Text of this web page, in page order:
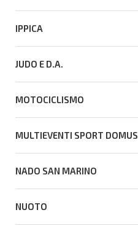
IPPICA
JUDO E D.A.
MOTOCICLISMO
MULTIEVENTI SPORT DOMUS
NADO SAN MARINO
NUOTO